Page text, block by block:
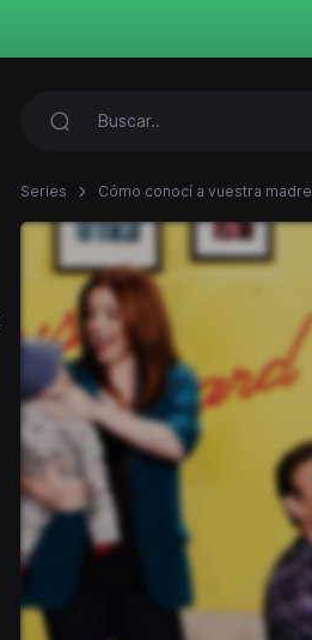
Series Cómo conocí a vuestra madre